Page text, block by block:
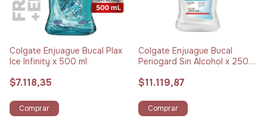
Colgate Enjuague Bucal Plax
Ice Infinity x 500 ml
$7.118,35
Comprar
Colgate Enjuague Bucal
Periogard Sin Alcohol x 250
$11.119,87
Comprar